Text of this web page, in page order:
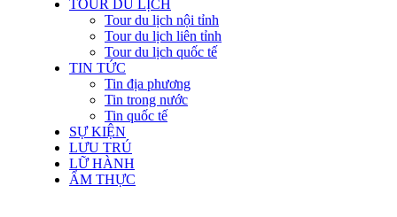
TOUR DU LỊCH
Tour du lịch nội tỉnh
Tour du lịch liên tỉnh
Tour du lịch quốc tế
TIN TỨC
Tin địa phương
Tin trong nước
Tin quốc tế
SỰ KIỆN
LƯU TRÚ
LỮ HÀNH
ẨM THỰC